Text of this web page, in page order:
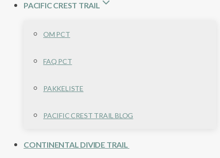
PACIFIC CREST TRAIL
OM PCT
FAQ PCT
PAKKELISTE
PACIFIC CREST TRAIL BLOG
CONTINENTAL DIVIDE TRAIL